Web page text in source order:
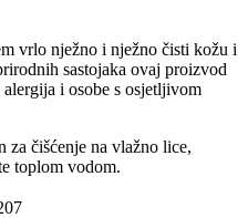
vrlo nježno i nježno čisti kožu i
sastojaka ovaj proizvod
i osobe s osjetljivom
za čišćenje na vlažno lice,
toplom vodom.